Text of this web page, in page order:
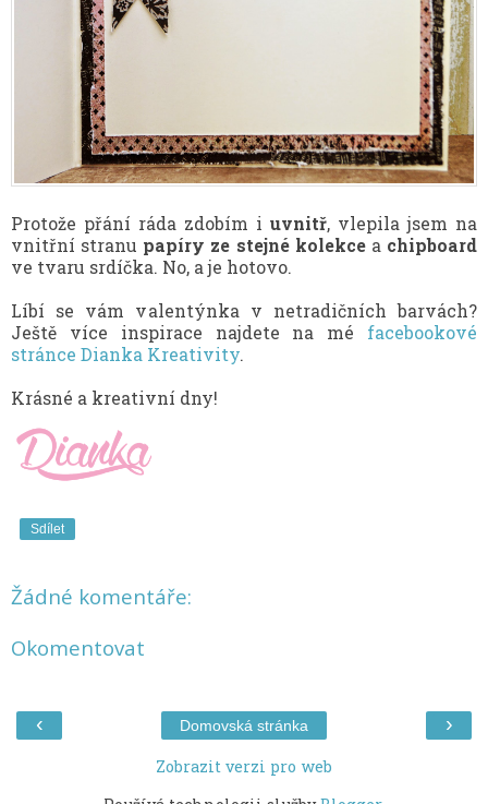
Protože přání ráda zdobím i uvnitř, vlepila jsem na
vnitřní stranu papíry ze stejné kolekcea chipboard
ve tvaru srdíčka. No, a je hotovo.
Líbí se vám valentýnka v netradičních barvách?
Ještě více inspirace najdete na mé facebookové
stránce Dianka Kreativity.
Krásné a kreativní dny!
Sdílet
Žádné komentáře:
Okomentovat
‹ ›
Domovská stránka
Zobrazit verzi pro web